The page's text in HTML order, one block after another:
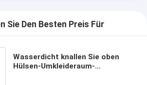
Sie Den Besten Preis Für
Wasserdicht knallen Sie oben
Hülsen-Umkleideraum-